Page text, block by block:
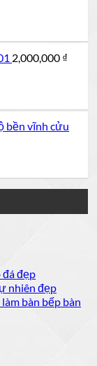
2,000,000 ₫
bền vĩnh cửu
đá đẹpKhông
có
bình
luận
nhiên đẹpKhông
có
bàn bếp bàn